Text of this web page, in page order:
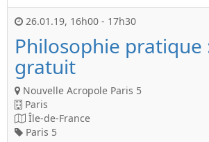
26.01.19, 16h00 - 17h30
Philosophie pratique
gratuit
Nouvelle Acropole Paris 5
Paris
Île-de-France
Paris 5